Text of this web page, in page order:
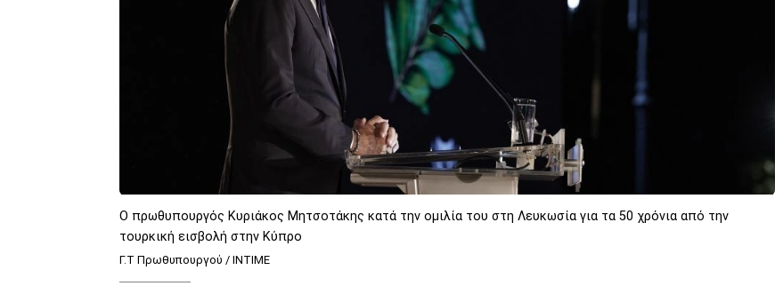
O πρωθυπουργός Κυριάκος Μητσοτάκης κατά την ομιλία του στη Λευκωσία για τα 50 χρόνια από την
τουρκική εισβολή στην Κύπρο
Γ.Τ Πρωθυπουργού / INTIME